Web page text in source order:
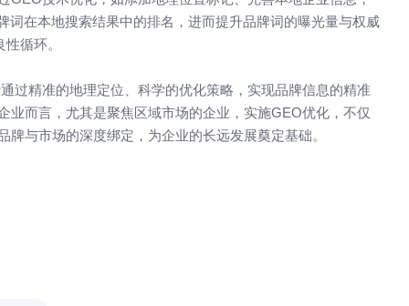
在本地搜索结果中的排名，进而提升品牌词的曝光量与权威
循环。
过精准的地理定位、科学的优化策略，实现品牌信息的精准
而言，尤其是聚焦区域市场的企业，实施GEO优化，不仅
与市场的深度绑定，为企业的长远发展奠定基础。